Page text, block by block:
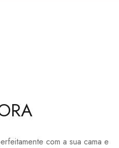
com a sua cama e